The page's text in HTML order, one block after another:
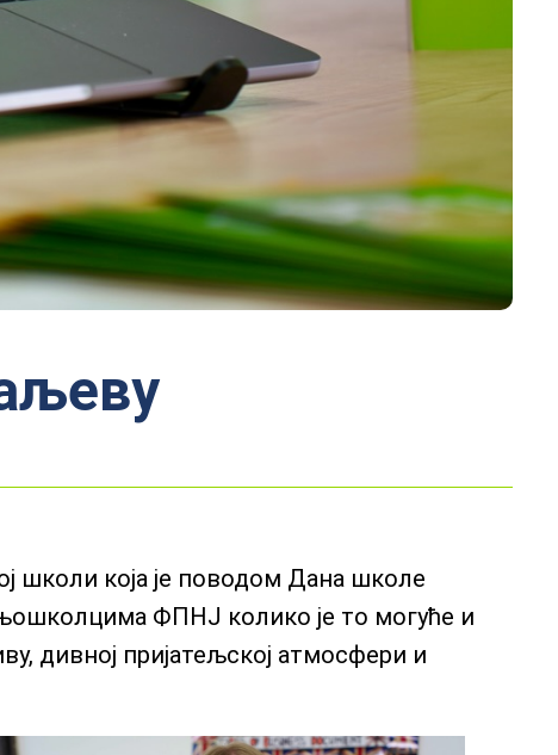
школи која је поводом Дана школе
ФПНЈ колико је то могуће и
дивној пријатељској атмосфери и